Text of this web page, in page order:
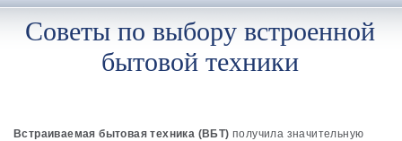
Советы по выбору встроенной
бытовой техники
Встраиваемая бытовая техника (ВБТ) получила значительную